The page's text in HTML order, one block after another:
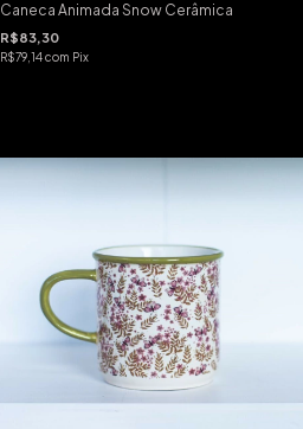
Caneca Animada Snow Cerâmica
R$83,30
R$79,14com Pix